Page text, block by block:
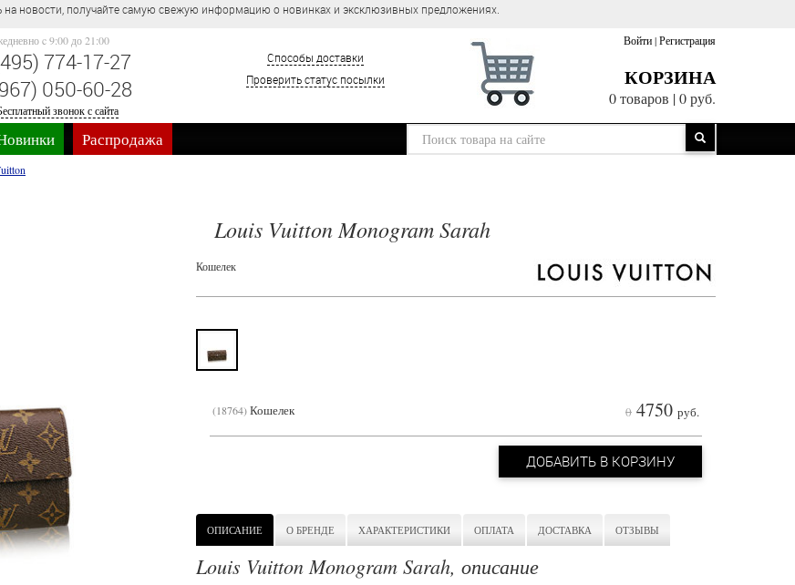
на новости, получайте самую свежую информацию о новинках и эксклюзивных предложениях.
c 9:00 до 21:00
774-17-27
050-60-28
звонок с сайта
Способы доставки
Проверить статус посылки
Войти|Регистрация
КОРЗИНА
0 товаров |0 руб.
Распродажа
Louis Vuitton Monogram Sarah
Кошелек
18764 Кошелек 0 4750 руб.
ДОБАВИТЬ В КОРЗИНУ
ОПИСАНИЕ О БРЕНДЕ ХАРАКТЕРИСТИКИ ОПЛАТА ДОСТАВКА ОТЗЫВЫ
Louis Vuitton Monogram Sarah, описание